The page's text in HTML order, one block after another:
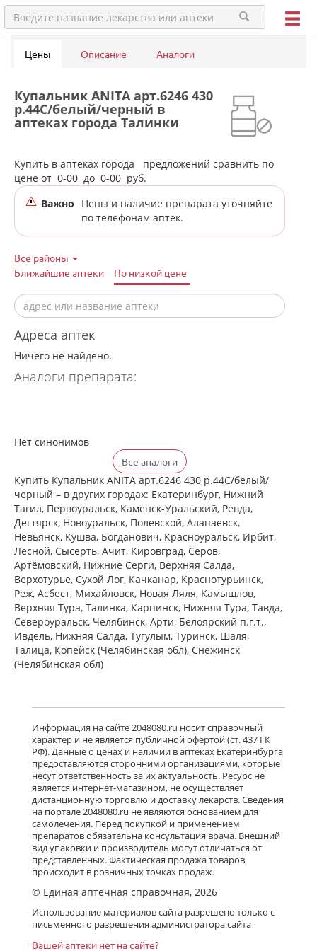
Цены Описание Аналоги
Купальник ANITA арт.6246 430
р.44C/белый/черный в
аптеках города Талинки
Купить в аптеках города
предложений сравнить по
цене от 0-00 до 0-00 руб.
Важно
Цены и наличие препарата уточняйте
по телефонам аптек.
Все районы
Ближайшие аптеки
По низкой цене
Адреса аптек
Ничего не найдено.
Аналоги препарата:
Нет синонимов
Все аналоги
Купить Купальник ANITA арт.6246 430 р.44C/белый/
черный – в других городах: Екатеринбург, Нижний
Тагил, Первоуральск, Каменск-Уральский, Ревда,
Дегтярск, Новоуральск, Полевской, Алапаевск,
Невьянск, Кушва, Богданович, Красноуральск, Ирбит,
Лесной, Сысерть, Ачит, Кировград, Серов,
Артёмовский, Нижние Cерги, Верхняя Салда,
Верхотурье, Сухой Лог, Качканар, Краснотурьинск,
Реж, Асбест, Михайловск, Новая Ляля, Камышлов,
Верхняя Тура, Талинка, Карпинск, Нижняя Тура, Тавда,
Североуральск, Челябинск, Арти, Белоярский п.г.т.,
Ивдель, Нижняя Салда, Тугулым, Туринск, Шаля,
Талица, Копейск (Челябинская обл), Снежинск
(Челябинская обл)
Информация на сайте 2048080.ru носит справочный
характер и не является публичной офертой (ст. 437 ГК
РФ). Данные о ценах и наличии в аптеках Екатеринбурга
предоставляются сторонними организациями, которые
несут ответственность за их актуальность. Ресурс не
является интернет-магазином, не осуществляет
дистанционную торговлю и доставку лекарств. Сведения
на портале 2048080.ru не являются основанием для
самолечения. Перед покупкой и применением
препаратов обязательна консультация врача. Внешний
вид упаковки и производитель могут отличаться от
представленных. Фактическая продажа товаров
происходит в розничных точках продаж.
© Единая аптечная справочная, 2026
Использование материалов сайта разрешено только с
письменного разрешения администратора сайта
Вашей аптеки нет на сайте?